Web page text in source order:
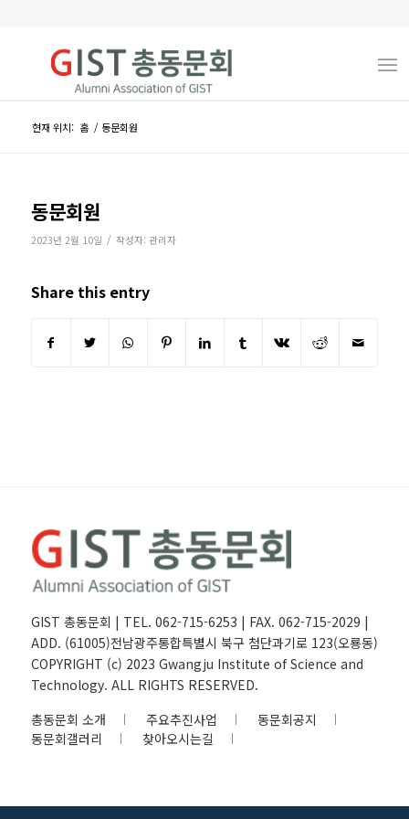
현재 위치: 홈 / 동문회원
동문회원
2023년 2월 10일 / 작성자: 관리자
Share this entry
GIST 총동문회 | TEL. 062-715-6253 | FAX. 062-715-2029 |
ADD. (61005)전남광주통합특별시 북구 첨단과기로 123(오룡동)
COPYRIGHT (c) 2023 Gwangju Institute of Science and
Technology. ALL RIGHTS RESERVED.
총동문회 소개
주요추진사업
동문회공지
동문회갤러리
찾아오시는길